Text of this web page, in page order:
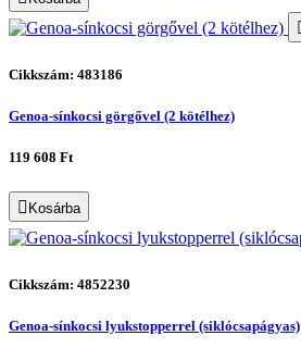
Cikkszám: 483186
Genoa-sínkocsi görgővel (2 kötélhez)
119 608 Ft
Kosárba
Cikkszám: 4852230
Genoa-sínkocsi lyukstopperrel (siklócsapágyas)